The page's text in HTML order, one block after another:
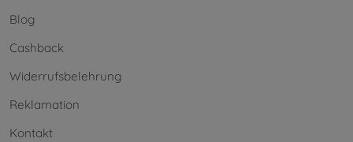
Blog
Cashback
Widerrufsbelehrung
Reklamation
Kontakt